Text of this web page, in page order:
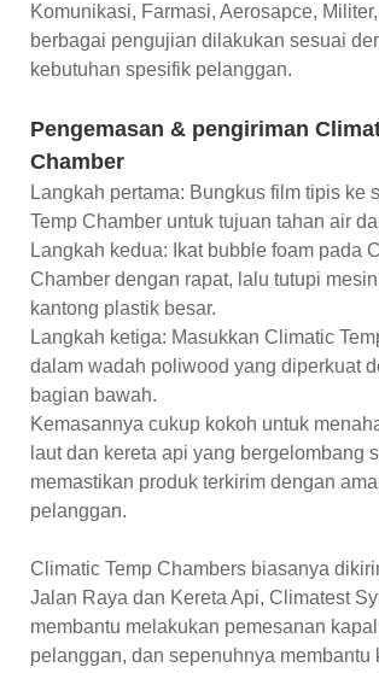
Komunikasi, Farmasi, Aerosapce,
berbagai pengujian dilakukan sesuai
kebutuhan spesifik pelanggan.
Pengemasan & pengiriman
Chamber
Langkah pertama: Bungkus film tipis ke
Temp Chamber untuk tujuan tahan air
Langkah kedua: Ikat bubble foam pada
Chamber dengan rapat, lalu tutupi
kantong plastik besar.
Langkah ketiga: Masukkan Climatic
dalam wadah poliwood yang diperkuat
bagian bawah.
Kemasannya cukup kokoh untuk
laut dan kereta api yang bergelombang
memastikan produk terkirim dengan
pelanggan.
Climatic Temp Chambers biasanya
Jalan Raya dan Kereta Api, Climatest
membantu melakukan pemesanan
pelanggan, dan sepenuhnya membantu